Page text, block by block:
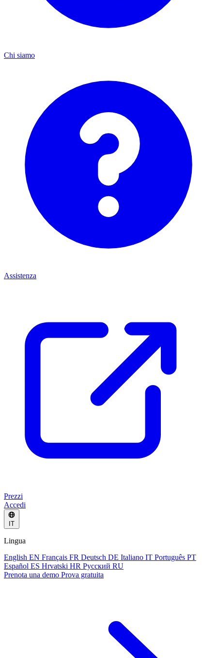
Chi siamo
Assistenza
Prezzi
Accedi
IT
Lingua
English EN Français FR Deutsch DE Italiano IT Português PT
Español ES Hrvatski HR Русский RU
Prenota una demo Prova gratuita